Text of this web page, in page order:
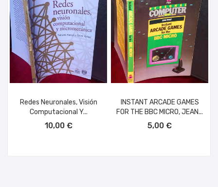
Redes Neuronales, Visión
Computacional Y...
10,00 €
INSTANT ARCADE GAMES
FOR THE BBC MICRO, JEAN...
5,00 €